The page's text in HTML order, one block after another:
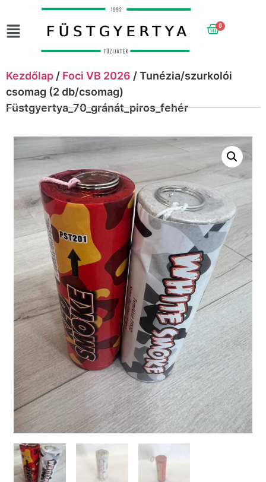
0
Kezdőlap / Foci VB 2026 / Tunézia/szurkolói
csomag (2 db/csomag)
Füstgyertya_70_gránát_piros_fehér